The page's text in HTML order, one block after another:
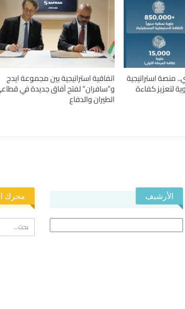
منصة استراتيجية
ألف حاوية لتعزيز كفاءة
اتفاقية استراتيجية بين مجموعة ايدج
و”سافران” لفتح آفاق جديدة في
الطيران والدفاع
الأرشيف محرك